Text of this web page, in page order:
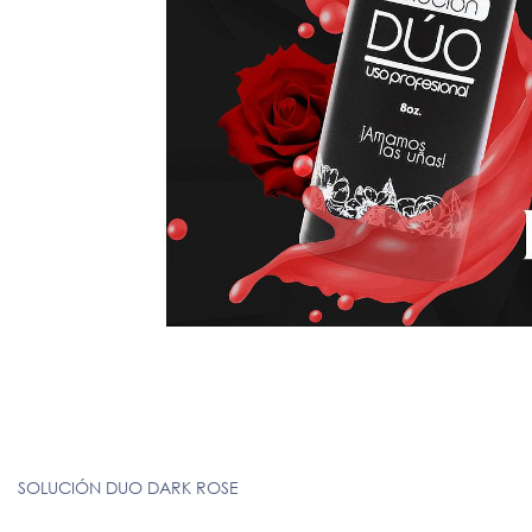
SOLUCIÓN DUO DARK ROSE